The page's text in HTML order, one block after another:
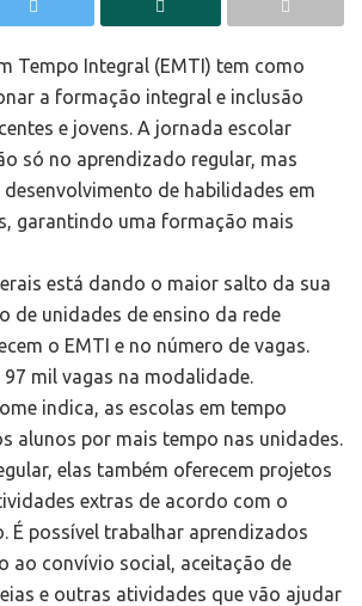
Tempo Integral (EMTI) tem como
a formação integral e inclusão
e jovens. A jornada escolar
só no aprendizado regular, mas
de habilidades em
garantindo uma formação mais
está dando o maior salto da sua
de unidades de ensino da rede
o EMTI e no número de vagas.
97 mil vagas na modalidade.
indica, as escolas em tempo
alunos por mais tempo nas unidades.
elas também oferecem projetos
extras de acordo com o
É possível trabalhar aprendizados
ao convívio social, aceitação de
e outras atividades que vão ajudar